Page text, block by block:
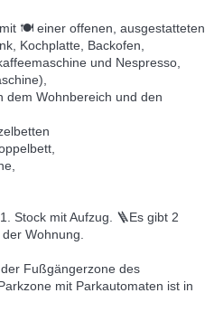
🍽️ einer offenen, ausgestatteten
Kochplatte, Backofen,
und Nespresso,
Wohnbereich und den
Stock mit Aufzug. 🪜Es gibt 2
Wohnung.
Fußgängerzone des
mit Parkautomaten ist in